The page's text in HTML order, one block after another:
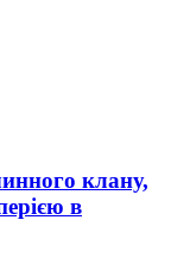
клану,
в